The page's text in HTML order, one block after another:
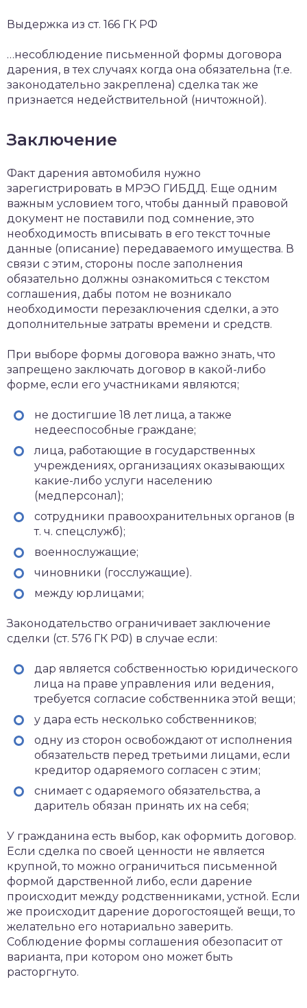
Выдержка из ст. 166 ГК РФ
…несоблюдение письменной формы договора
дарения, в тех случаях когда она обязательна (т.е.
законодательно закреплена) сделка так же
признается недействительной (ничтожной).
Заключение
Факт дарения автомобиля нужно
зарегистрировать в МРЭО ГИБДД. Еще одним
важным условием того, чтобы данный правовой
документ не поставили под сомнение, это
необходимость вписывать в его текст точные
данные (описание) передаваемого имущества. В
связи с этим, стороны после заполнения
обязательно должны ознакомиться с текстом
соглашения, дабы потом не возникало
необходимости перезаключения сделки, а это
дополнительные затраты времени и средств.
При выборе формы договора важно знать, что
запрещено заключать договор в какой-либо
форме, если его участниками являются;
не достигшие 18 лет лица, а также
недееспособные граждане;
лица, работающие в государственных
учреждениях, организациях оказывающих
какие-либо услуги населению
(медперсонал);
сотрудники правоохранительных органов (в
т. ч. спецслужб);
военнослужащие;
чиновники (госслужащие).
между юр.лицами;
Законодательство ограничивает заключение
сделки (ст. 576 ГК РФ) в случае если:
дар является собственностью юридического
лица на праве управления или ведения,
требуется согласие собственника этой вещи;
у дара есть несколько собственников;
одну из сторон освобождают от исполнения
обязательств перед третьими лицами, если
кредитор одаряемого согласен с этим;
снимает с одаряемого обязательства, а
даритель обязан принять их на себя;
У гражданина есть выбор, как оформить договор.
Если сделка по своей ценности не является
крупной, то можно ограничиться письменной
формой дарственной либо, если дарение
происходит между родственниками, устной. Если
же происходит дарение дорогостоящей вещи, то
желательно его нотариально заверить.
Соблюдение формы соглашения обезопасит от
варианта, при котором оно может быть
расторгнуто.